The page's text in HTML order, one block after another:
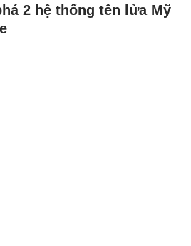
2 hệ thống tên lửa Mỹ